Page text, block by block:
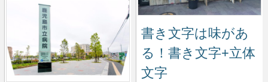
書き文字は味があ
る！書き文字+立体
文字